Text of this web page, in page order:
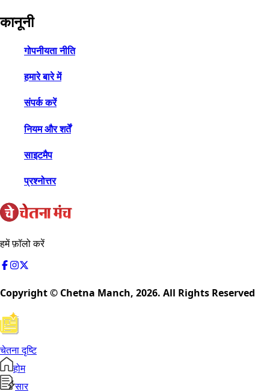
कानूनी
गोपनीयता नीति
हमारे बारे में
संपर्क करें
नियम और शर्तें
साइटमैप
प्रश्नोत्तर
हमें फ़ॉलो करें
Copyright © Chetna Manch, 2026. All Rights Reserved
चेतना दृष्टि
होम
सार